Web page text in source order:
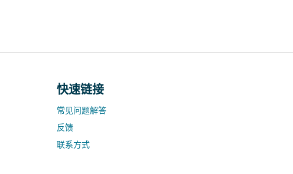
快速链接
常见问题解答
反馈
联系方式